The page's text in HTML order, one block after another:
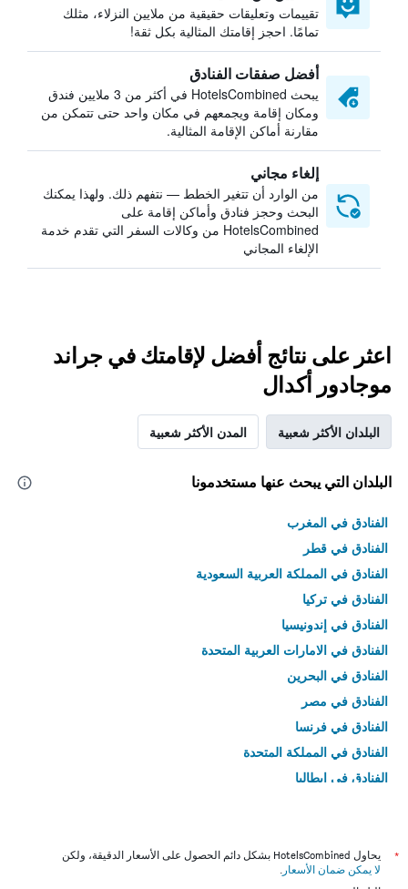
تقييمات وتعليقات حقيقية من ملايين النزلاء، مثلك
تمامًا. احجز إقامتك المثالية بكل ثقة!
أفضل صفقات الفنادق
يبحث HotelsCombined في أكثر من 3 ملايين فندق
ومكان إقامة ويجمعهم في مكان واحد حتى تتمكن من
مقارنة أماكن الإقامة المثالية.
إلغاء مجاني
من الوارد أن تتغير الخطط — نتفهم ذلك. ولهذا يمكنك
البحث وحجز فنادق وأماكن إقامة على
HotelsCombined من وكالات السفر التي تقدم خدمة
الإلغاء المجاني
اعثر على نتائج أفضل لإقامتك في جراند
موجادور أكدال
البلدان الأكثر شعبية المدن الأكثر شعبية
البلدان التي يبحث عنها مستخدمونا
الفنادق في المغرب
الفنادق في قطر
الفنادق في المملكة العربية السعودية
الفنادق في تركيا
الفنادق في إندونيسيا
الفنادق في الامارات العربية المتحدة
الفنادق في البحرين
الفنادق في مصر
الفنادق في فرنسا
الفنادق في المملكة المتحدة
الفنادق في إيطاليا
*
يحاول HotelsCombined بشكل دائم الحصول على الأسعار الدقيقة، ولكن
لا يمكن ضمان الأسعار .